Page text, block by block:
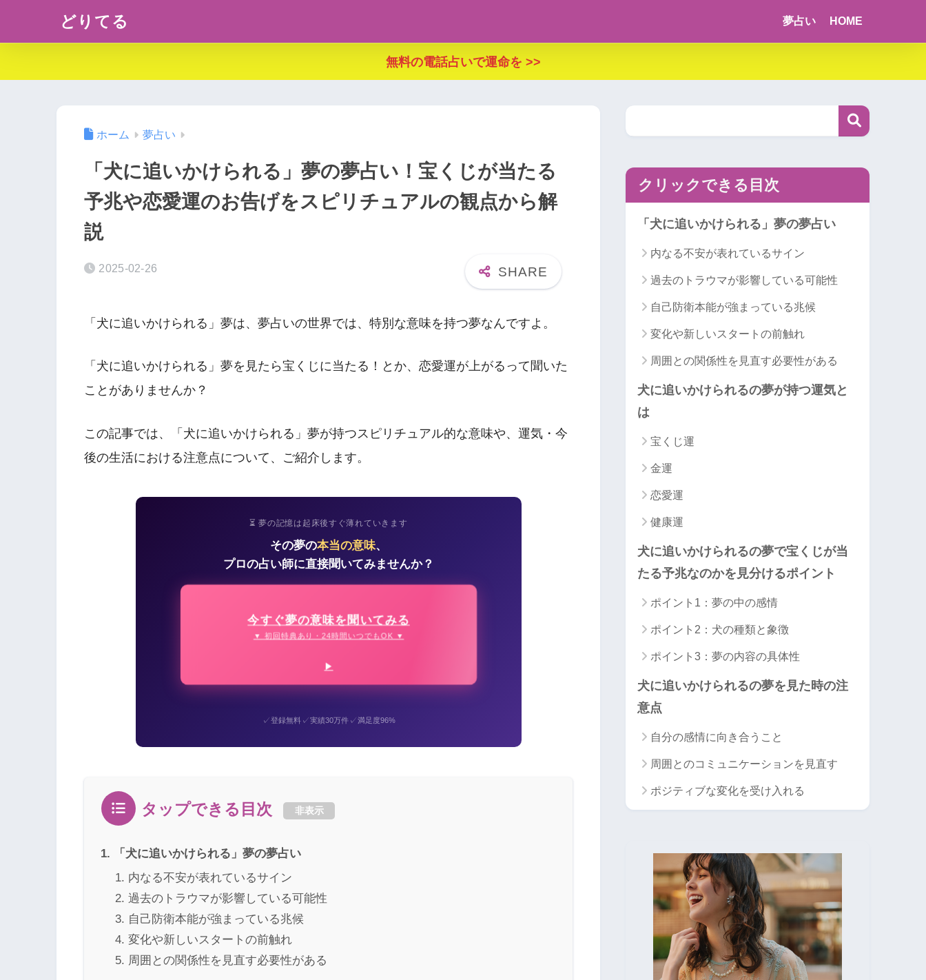
どりてる 夢占い HOME
無料の電話占いで運命を >>
ホーム 夢占い
「犬に追いかけられる」夢の夢占い！宝くじが当たる
予兆や恋愛運のお告げをスピリチュアルの観点から解
説
2025-02-26
「犬に追いかけられる」夢は、夢占いの世界では、特別な意味を持つ夢なんですよ。
「犬に追いかけられる」夢を見たら宝くじに当たる！とか、恋愛運が上がるって聞いた
ことがありませんか？
この記事では、「犬に追いかけられる」夢が持つスピリチュアル的な意味や、運気・今
後の生活における注意点について、ご紹介します。
⏳ 夢の記憶は起床後すぐ薄れていきます
その夢の本当の意味、
プロの占い師に直接聞いてみませんか？
今すぐ夢の意味を聞いてみる
▼ 初回特典あり・24時間いつでもOK ▼
✓登録無料✓実績30万件✓満足度96%
タップできる目次 非表示
「犬に追いかけられる」夢の夢占い
内なる不安が表れているサイン
過去のトラウマが影響している可能性
自己防衛本能が強まっている兆候
変化や新しいスタートの前触れ
周囲との関係性を見直す必要性がある
クリックできる目次
「犬に追いかけられる」夢の夢占い
内なる不安が表れているサイン
過去のトラウマが影響している可能性
自己防衛本能が強まっている兆候
変化や新しいスタートの前触れ
周囲との関係性を見直す必要性がある
犬に追いかけられるの夢が持つ運気と
は
宝くじ運
金運
恋愛運
健康運
犬に追いかけられるの夢で宝くじが当
たる予兆なのかを見分けるポイント
ポイント1：夢の中の感情
ポイント2：犬の種類と象徴
ポイント3：夢の内容の具体性
犬に追いかけられるの夢を見た時の注
意点
自分の感情に向き合うこと
周囲とのコミュニケーションを見直す
ポジティブな変化を受け入れる